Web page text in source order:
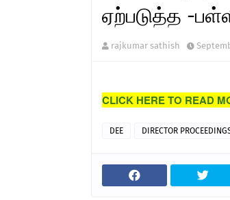
ஏற்படுத்த -
rajkumar sathish
CLICK HERE TO READ
DEE DIRECTOR